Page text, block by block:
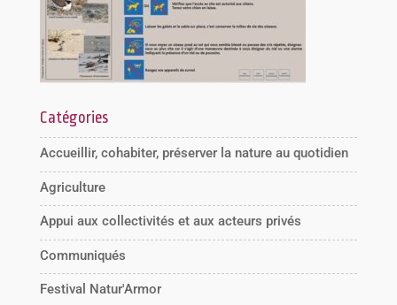
Catégories
Accueillir, cohabiter, préserver la nature au quotidien
Agriculture
Appui aux collectivités et aux acteurs privés
Communiqués
Festival Natur'Armor